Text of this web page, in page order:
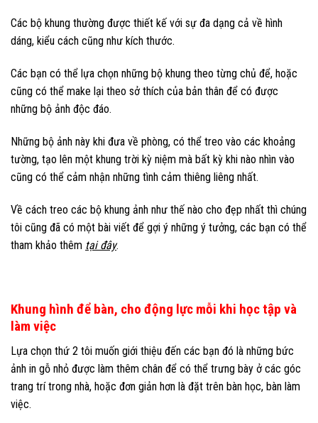
Các bộ khung thường được thiết kế với sự đa dạng cả về hình
dáng, kiểu cách cũng như kích thước.
Các bạn có thể lựa chọn những bộ khung theo từng chủ để, hoặc
cũng có thể make lại theo sở thích của bản thân để có được
những bộ ảnh độc đáo.
Những bộ ảnh này khi đưa về phòng, có thể treo vào các khoảng
tường, tạo lên một khung trời kỳ niệm mà bất kỳ khi nào nhìn vào
cũng có thể cảm nhận những tình cảm thiêng liêng nhất.
Về cách treo các bộ khung ảnh như thế nào cho đẹp nhất thì chúng
tôi cũng đã có một bài viết để gợi ý những ý tưởng, các bạn có thể
tham khảo thêm tại đây.
Khung hình để bàn, cho động lực mỗi khi học tập và
làm việc
Lựa chọn thứ 2 tôi muốn giới thiệu đến các bạn đó là những bức
ảnh in gỗ nhỏ được làm thêm chân để có thể trưng bày ở các góc
trang trí trong nhà, hoặc đơn giản hơn là đặt trên bàn học, bàn làm
việc.